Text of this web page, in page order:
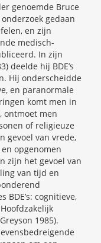
genoemde Bruce
gedaan
en zijn
medisch-
In zijn
deelde hij BDE’s
Hij onderscheidde
en paranormale
komt men in
ontmoet men
of religieuze
gevoel van vrede,
opgenomen
zijn het gevoel van
van tijd en
BDE’s: cognitieve,
1985).